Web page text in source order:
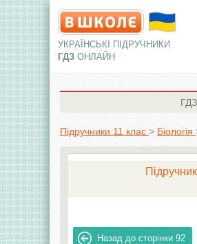
УКРАЇНСЬКІ ПІДРУЧНИКИ
ГДЗ ОНЛАЙН
ГДЗ
Підручники 11 клас > Біологія
Назад до сторінки 92